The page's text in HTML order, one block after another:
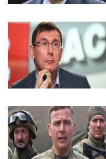
" />
" />